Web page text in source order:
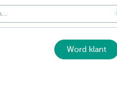
Word klant